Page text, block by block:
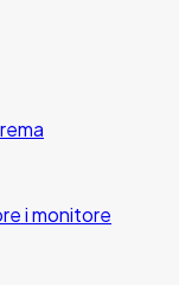
i monitore